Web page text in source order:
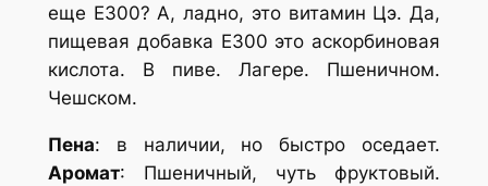
еще Е300? А, ладно, это витамин Цэ. Да,
пищевая добавка Е300 это аскорбиновая
кислота. В пиве. Лагере. Пшеничном.
Чешском.
Пена: в наличии, но быстро оседает.
Аромат: Пшеничный, чуть фруктовый.